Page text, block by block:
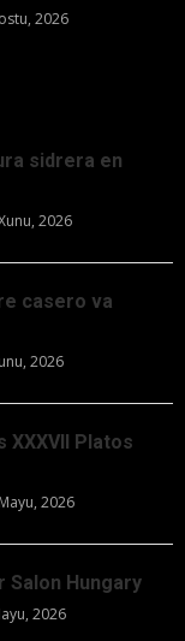
2026
sidrera en
2026
casero va
2026
XXXVII Platos
2026
Salon Hungary
2026